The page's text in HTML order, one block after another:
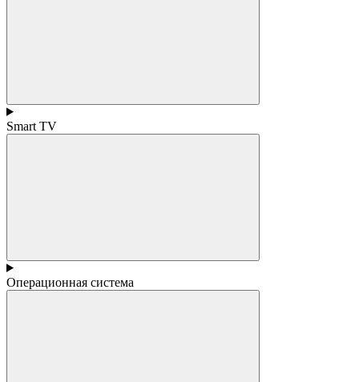
Smart TV
Операционная система